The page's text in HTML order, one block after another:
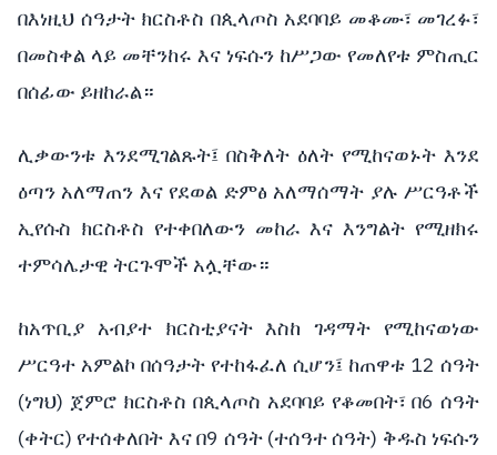
በእነዚህ ሰዓታት ክርስቶስ በጲላጦስ አደባባይ መቆሙ፣ መገረፉ፣
በመስቀል ላይ መቸንከሩ እና ነፍሱን ከሥጋው የመለየቱ ምስጢር
በሰፊው ይዘከራል።
ሊቃውንቱ እንደሚገልጹት፤ በስቅለት ዕለት የሚከናወኑት እንደ
ዕጣን አለማጠን እና የደወል ድምፅ አለማሰማት ያሉ ሥርዓቶች
ኢየሱስ ክርስቶስ የተቀበለውን መከራ እና እንግልት የሚዘክሩ
ተምሳሌታዊ ትርጉሞች አሏቸው።
ከአጥቢያ አብያተ ክርስቲያናት እስከ ገዳማት
የሚከናወነው
ሥርዓተ አምልኮ በሰዓታት የተከፋፈለ ሲሆን፤ ከጠዋቱ 12 ሰዓት
(ነግህ) ጀምሮ ክርስቶስ በጲላጦስ አደባባይ የቆመበት፣ በ6ሰዓት
(ቀትር) የተሰቀለበት እና በ9 ሰዓት(ተሰዓተ ሰዓት) ቅዱስ ነፍሱን